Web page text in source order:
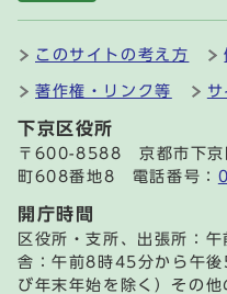
このサイトの考え方
著作権・リンク等
下京区役所
〒600-8588 京都市下京
町608番地8 電話番号：
開庁時間
区役所・支所、出張所：
舎：午前8時45分から午
び年末年始を除く）その